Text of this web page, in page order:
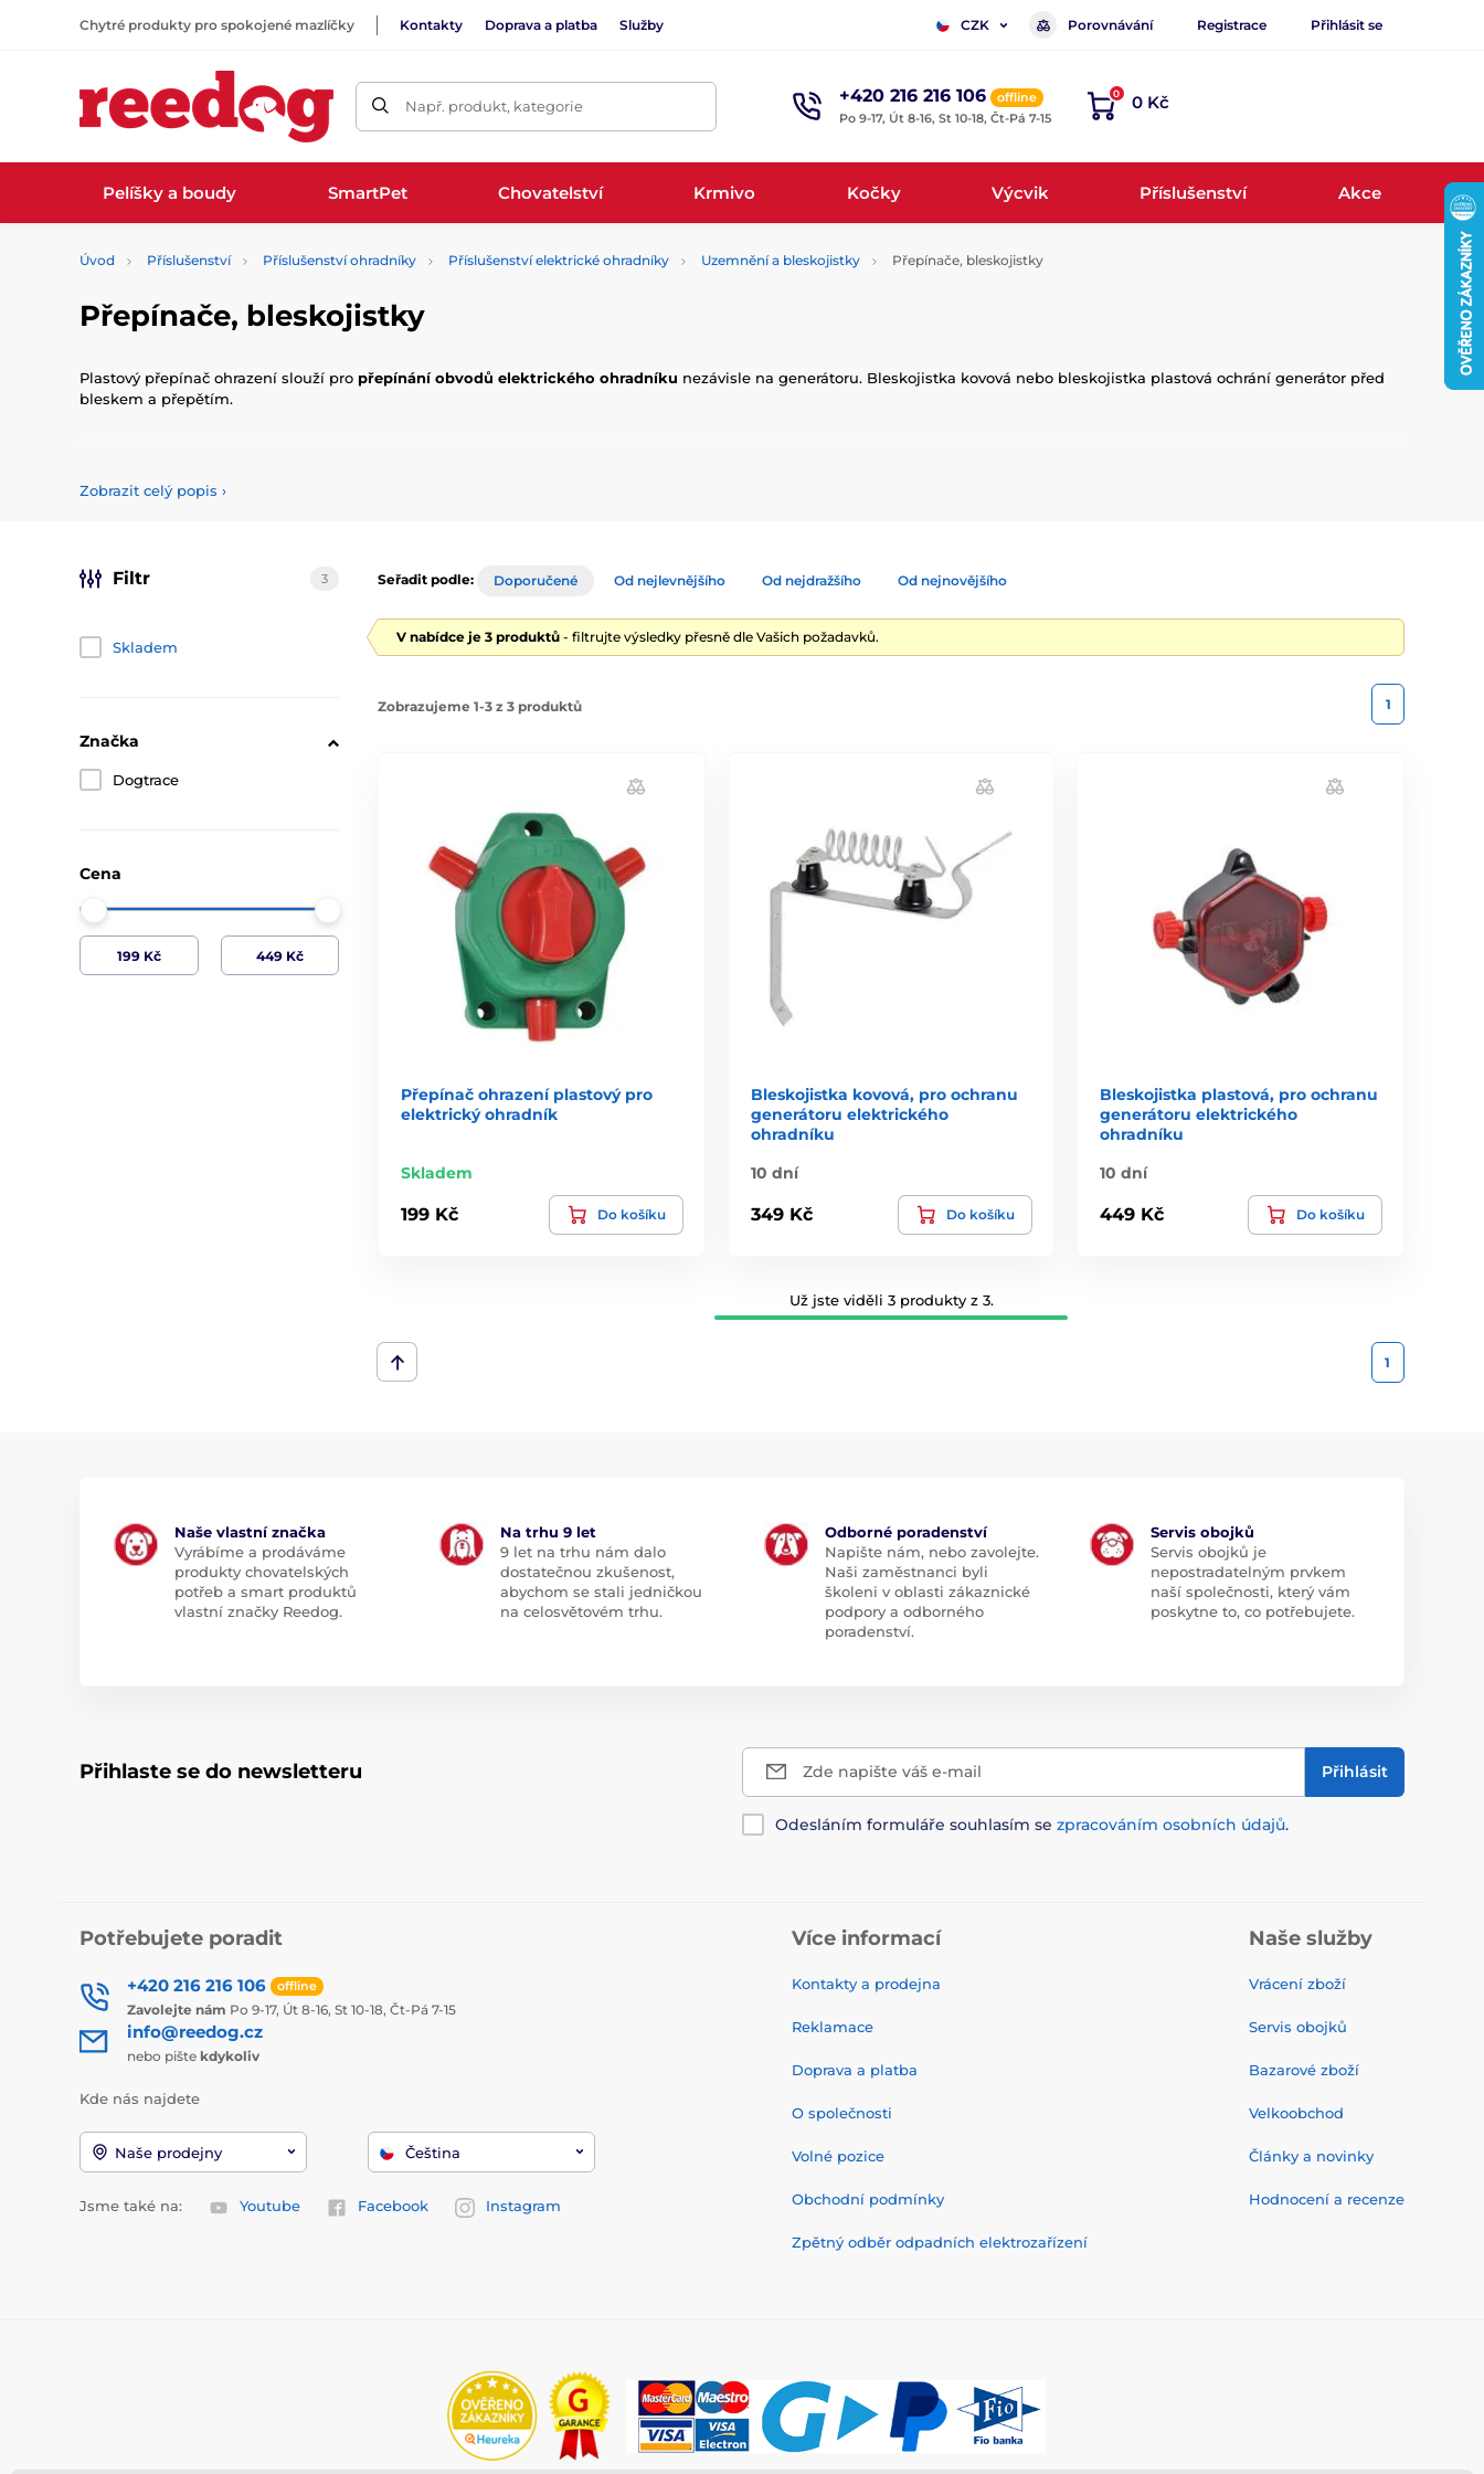
Chytré produkty pro spokojené mazlíčky Kontakty Doprava a platba Služby CZK Porovnávání Registrace Přihlásit se
Např. produkt, kategorie +420 216 216 106
offline
Po 9-17, Út 8-16, St 10-18, Čt-Pá 7-15
0 0 Kč
Pelíšky a boudy SmartPet Chovatelství Krmivo Kočky Výcvik Příslušenství Akce
Úvod Příslušenství Příslušenství ohradníky Příslušenství elektrické ohradníky Uzemnění a bleskojistky Přepínače, bleskojistky
Přepínače, bleskojistky
Plastový přepínač ohrazení slouží pro přepínání obvodů elektrického ohradníku nezávisle na generátoru. Bleskojistka kovová nebo bleskojistka plastová ochrání generátor před
bleskem a přepětím.
Zobrazit celý popis ›
Filtr 3
Skladem
Značka
Dogtrace
Cena
Seřadit podle: Doporučené Od nejlevnějšího Od nejdražšího Od nejnovějšího
V nabídce je 3 produktů - filtrujte výsledky přesně dle Vašich požadavků.
Zobrazujeme 1-3 z 3 produktů 1
Přepínač ohrazení plastový pro
elektrický ohradník
Skladem
199 Kč Do košíku
Bleskojistka kovová, pro ochranu
generátoru elektrického
ohradníku
10 dní
349 Kč Do košíku
Bleskojistka plastová, pro ochranu
generátoru elektrického
ohradníku
10 dní
449 Kč Do košíku
Už jste viděli 3 produkty z 3.
1
Naše vlastní značka
Vyrábíme a prodáváme
produkty chovatelských
potřeb a smart produktů
vlastní značky Reedog.
Na trhu 9 let
9 let na trhu nám dalo
dostatečnou zkušenost,
abychom se stali jedničkou
na celosvětovém trhu.
Odborné poradenství
Napište nám, nebo zavolejte.
Naši zaměstnanci byli
školeni v oblasti zákaznické
podpory a odborného
poradenství.
Servis obojků
Servis obojků je
nepostradatelným prvkem
naší společnosti, který vám
poskytne to, co potřebujete.
Přihlaste se do newsletteru Zde napište váš e-mail Přihlásit
Odesláním formuláře souhlasím se zpracováním osobních údajů.
Potřebujete poradit
+420 216 216 106 offline
Zavolejte nám Po 9-17, Út 8-16, St 10-18, Čt-Pá 7-15
info@reedog.cz
nebo pište kdykoliv
Kde nás najdete
Naše prodejny Čeština
Jsme také na: Youtube Facebook Instagram
Více informací
Kontakty a prodejna
Reklamace
Doprava a platba
O společnosti
Volné pozice
Obchodní podmínky
Zpětný odběr odpadních elektrozařízení
Naše služby
Vrácení zboží
Servis obojků
Bazarové zboží
Velkoobchod
Články a novinky
Hodnocení a recenze